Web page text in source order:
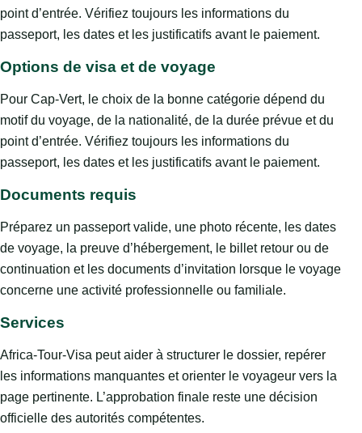
point d’entrée. Vérifiez toujours les informations du
passeport, les dates et les justificatifs avant le paiement.
Options de visa et de voyage
Pour Cap-Vert, le choix de la bonne catégorie dépend du
motif du voyage, de la nationalité, de la durée prévue et du
point d’entrée. Vérifiez toujours les informations du
passeport, les dates et les justificatifs avant le paiement.
Documents requis
Préparez un passeport valide, une photo récente, les dates
de voyage, la preuve d’hébergement, le billet retour ou de
continuation et les documents d’invitation lorsque le voyage
concerne une activité professionnelle ou familiale.
Services
Africa-Tour-Visa peut aider à structurer le dossier, repérer
les informations manquantes et orienter le voyageur vers la
page pertinente. L’approbation finale reste une décision
officielle des autorités compétentes.